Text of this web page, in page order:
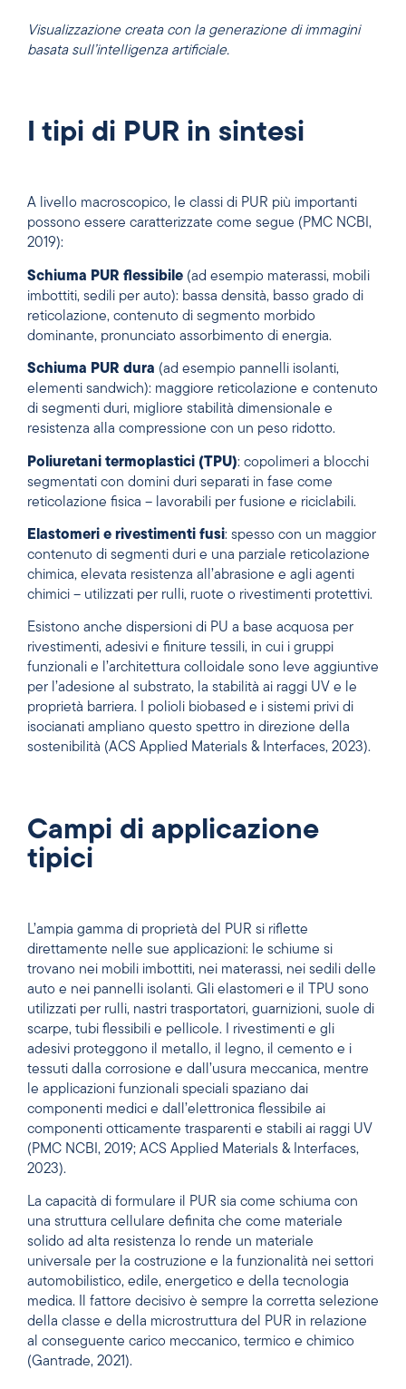
Visualizzazione creata con la generazione di immagini
basata sull’intelligenza artificiale.
I tipi di PUR in sintesi
A livello macroscopico, le classi di PUR più importanti
possono essere caratterizzate come segue (PMC NCBI,
2019):
Schiuma PUR flessibile (ad esempio materassi, mobili
imbottiti, sedili per auto): bassa densità, basso grado di
reticolazione, contenuto di segmento morbido
dominante, pronunciato assorbimento di energia.
Schiuma PUR dura (ad esempio pannelli isolanti,
elementi sandwich): maggiore reticolazione e contenuto
di segmenti duri, migliore stabilità dimensionale e
resistenza alla compressione con un peso ridotto.
Poliuretani termoplastici (TPU): copolimeri a blocchi
segmentati con domini duri separati in fase come
reticolazione fisica – lavorabili per fusione e riciclabili.
Elastomeri e rivestimenti fusi: spesso con un maggior
contenuto di segmenti duri e una parziale reticolazione
chimica, elevata resistenza all’abrasione e agli agenti
chimici – utilizzati per rulli, ruote o rivestimenti protettivi.
Esistono anche dispersioni di PU a base acquosa per
rivestimenti, adesivi e finiture tessili, in cui i gruppi
funzionali e l’architettura colloidale sono leve aggiuntive
per l’adesione al substrato, la stabilità ai raggi UV e le
proprietà barriera. I polioli biobased e i sistemi privi di
isocianati ampliano questo spettro in direzione della
sostenibilità (ACS Applied Materials & Interfaces, 2023).
Campi di applicazione
tipici
L’ampia gamma di proprietà del PUR si riflette
direttamente nelle sue applicazioni: le schiume si
trovano nei mobili imbottiti, nei materassi, nei sedili delle
auto e nei pannelli isolanti. Gli elastomeri e il TPU sono
utilizzati per rulli, nastri trasportatori, guarnizioni, suole di
scarpe, tubi flessibili e pellicole. I rivestimenti e gli
adesivi proteggono il metallo, il legno, il cemento e i
tessuti dalla corrosione e dall’usura meccanica, mentre
le applicazioni funzionali speciali spaziano dai
componenti medici e dall’elettronica flessibile ai
componenti otticamente trasparenti e stabili ai raggi UV
(PMC NCBI, 2019; ACS Applied Materials & Interfaces,
2023).
La capacità di formulare il PUR sia come schiuma con
una struttura cellulare definita che come materiale
solido ad alta resistenza lo rende un materiale
universale per la costruzione e la funzionalità nei settori
automobilistico, edile, energetico e della tecnologia
medica. Il fattore decisivo è sempre la corretta selezione
della classe e della microstruttura del PUR in relazione
al conseguente carico meccanico, termico e chimico
(Gantrade, 2021).